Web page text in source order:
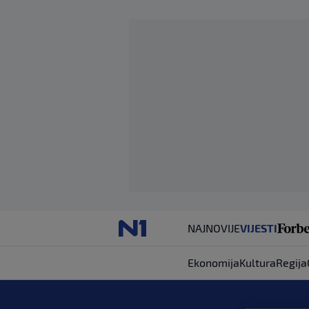
NAJNOVIJEVIJESTI
EkonomijaKulturaRegija